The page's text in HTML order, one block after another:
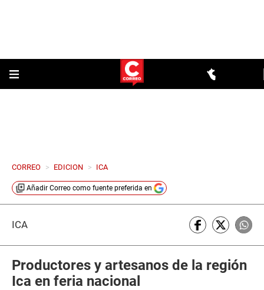
CORREO > EDICION > ICA
Añadir Correo como fuente preferida en
ICA
Productores y artesanos de la región
Ica en feria nacional